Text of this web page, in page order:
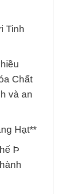
Tinh
Chất
và an
Hạt**
Þ